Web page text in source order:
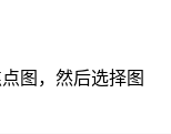
图，然后选择图